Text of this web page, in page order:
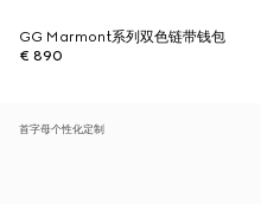
GG Marmont系列双色链带钱包
€ 890
首字母个性化定制